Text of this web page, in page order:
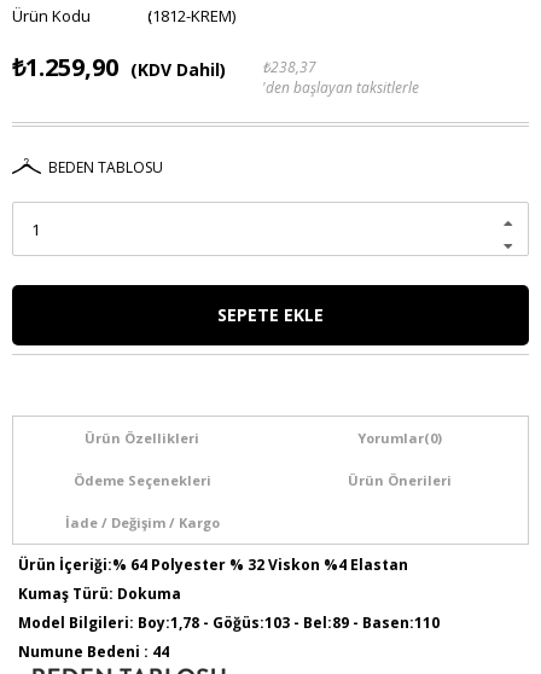
(1812-KREM)
₺1.259,90 (KDV Dahil)
₺238,37
'den başlayan taksitlerle
BEDEN TABLOSU
Ürün Özellikleri Yorumlar(0)
Ödeme Seçenekleri Ürün Önerileri
İade / Değişim / Kargo
Ürün İçeriği:% 64 Polyester % 32 Viskon %4 Elastan
Kumaş Türü: Dokuma
Model Bilgileri: Boy:1,78 - Göğüs:103 - Bel:89 - Basen:110
Numune Bedeni : 44